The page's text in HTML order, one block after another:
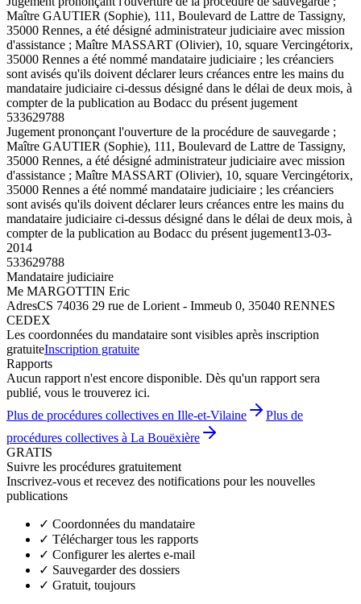
Maître GAUTIER (Sophie), 111, Boulevard de Lattre de Tassigny,
35000 Rennes, a été désigné administrateur judiciaire avec mission
d'assistance ; Maître MASSART (Olivier), 10, square Vercingétorix,
35000 Rennes a été nommé mandataire judiciaire ; les créanciers
sont avisés qu'ils doivent déclarer leurs créances entre les mains du
mandataire judiciaire ci-dessus désigné dans le délai de deux mois, à
compter de la publication au Bodacc du présent jugement
533629788
Jugement prononçant l'ouverture de la procédure de sauvegarde ;
Maître GAUTIER (Sophie), 111, Boulevard de Lattre de Tassigny,
35000 Rennes, a été désigné administrateur judiciaire avec mission
d'assistance ; Maître MASSART (Olivier), 10, square Vercingétorix,
35000 Rennes a été nommé mandataire judiciaire ; les créanciers
sont avisés qu'ils doivent déclarer leurs créances entre les mains du
mandataire judiciaire ci-dessus désigné dans le délai de deux mois, à
compter de la publication au Bodacc du présent jugement13-03-
2014
533629788
Mandataire judiciaire
Me MARGOTTIN Eric
AdresCS 74036 29 rue de Lorient - Immeub 0, 35040 RENNES
CEDEX
Les coordonnées du mandataire sont visibles après inscription
gratuiteInscription gratuite
Rapports
Aucun rapport n'est encore disponible. Dès qu'un rapport sera
publié, vous le trouverez ici.
Plus de procédures collectives en Ille-et-Vilaine
Plus de
procédures collectives à La Bouëxière
GRATIS
Suivre les procédures gratuitement
Inscrivez-vous et recevez des notifications pour les nouvelles
publications
✓ Coordonnées du mandataire
✓ Télécharger tous les rapports
✓ Configurer les alertes e-mail
✓ Sauvegarder des dossiers
✓ Gratuit, toujours